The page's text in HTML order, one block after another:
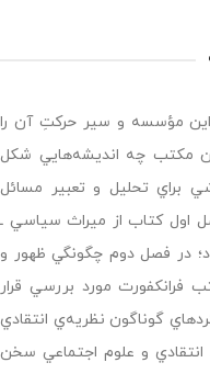
مؤسسه و سير حركتِ آن را
مكتب چه انديشه‌هايي شكل
تحليل و تعبير مسائل
اول كتاب از ميراث سياسي ـ
در فصل دوم چگونگي ظهور و
مورد بررسي قرار
گوناگون نظريه‌ي انتقادي
و علوم اجتماعي سخن